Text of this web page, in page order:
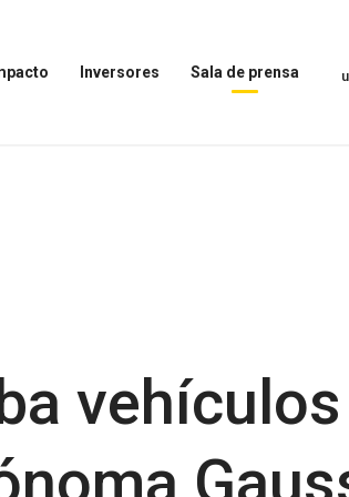
Inversores Sala de prensa